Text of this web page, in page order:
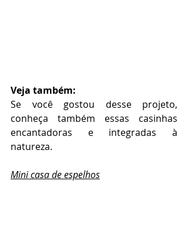
Veja também:
Se você gostou desse projeto,
conheça também essas casinhas
encantadoras e integradas à
natureza.
Mini casa de espelhos